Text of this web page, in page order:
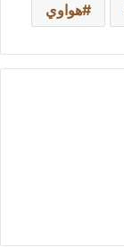
هواوي